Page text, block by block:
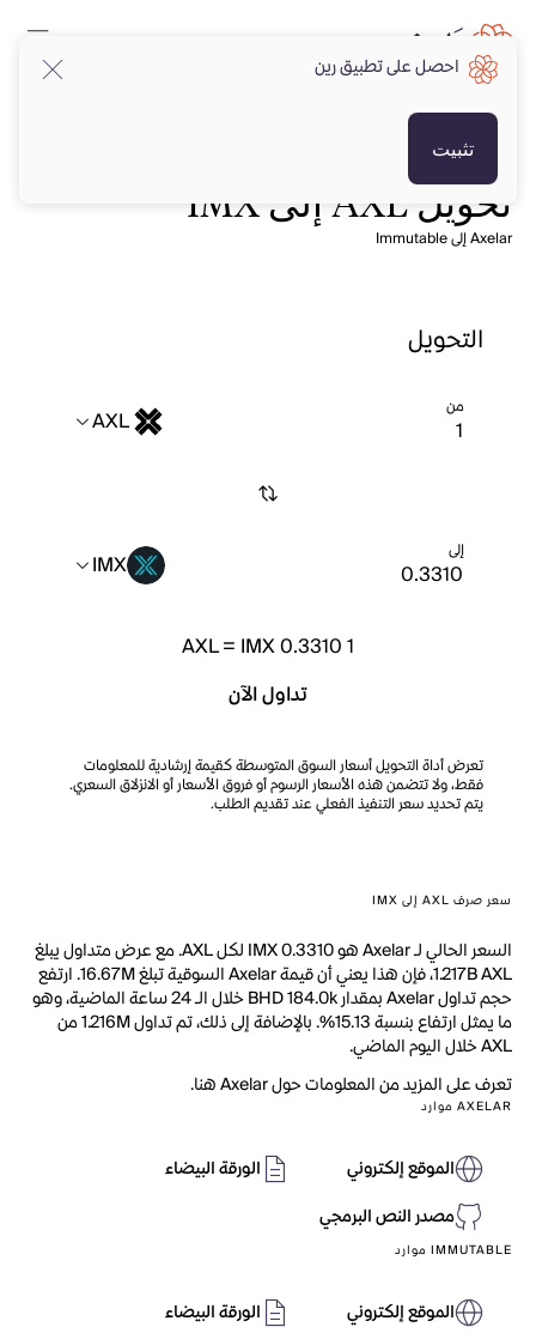
تحويل AXL إلى IMX
Axelar إلى Immutable
التحويل
من AXL
إلى IMX
1
AXL= IMX 0.3310
تداول الآن
تعرض أداة التحويل أسعار السوق المتوسطة كقيمة إرشادية للمعلومات
فقط، ولا تتضمن هذه الأسعار الرسوم أو فروق الأسعار أو الانزلاق السعري.
يتم تحديد سعر التنفيذ الفعلي عند تقديم الطلب.
سعر صرف AXL إلى IMX
السعر الحالي لـ Axelar هو IMX 0.3310 لكل AXL. مع عرض متداول يبلغ
1.217B AXL، فإن هذا يعني أن قيمة Axelar السوقية تبلغ 16.67M. ارتفع
حجم تداول Axelar بمقدار BHD 184.0k خلال الـ 24 ساعة الماضية، وهو
ما يمثل ارتفاع بنسبة 15.13%. بالإضافة إلى ذلك، تم تداول 1.216M من
AXL خلال اليوم الماضي.
تعرف على المزيد من المعلومات حول Axelar هنا.
AXELAR موارد
الموقع إلكتروني
الورقة البيضاء
مصدر النص البرمجي
IMMUTABLE موارد
الموقع إلكتروني الورقة البيضاء
احصل على تطبيق رين
تثبيت